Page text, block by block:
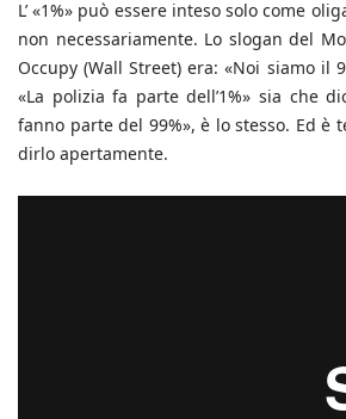
L’ «1%» può essere inteso solo come
non necessariamente. Lo slogan del
Occupy (Wall Street) era: «Noi siamo il
«La polizia fa parte dell’1%» sia che
fanno parte del 99%», è lo stesso. Ed è
dirlo apertamente.